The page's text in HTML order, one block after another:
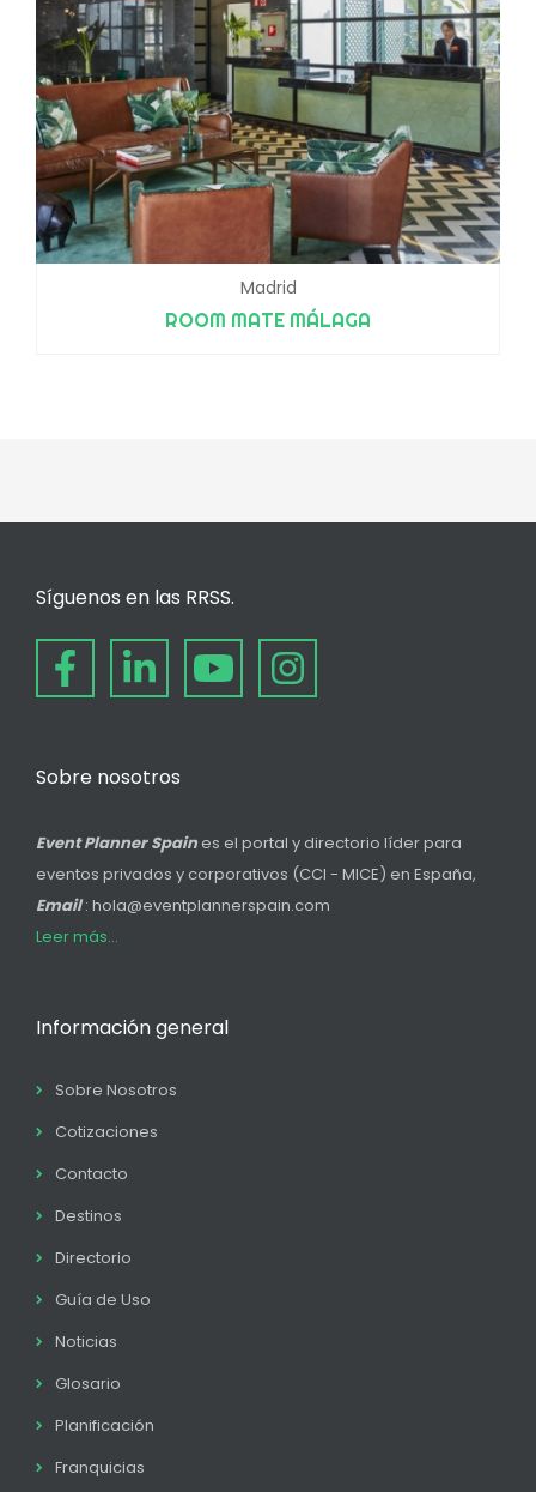
Madrid
ROOM MATE MÁLAGA
Síguenos en las RRSS.
Sobre nosotros
Event Planner Spain es el portal y directorio líder para
eventos privados y corporativos (CCI - MICE) en España,
Email: hola@eventplannerspain.com
Leer más...
Información general
Sobre Nosotros
Cotizaciones
Contacto
Destinos
Directorio
Guía de Uso
Noticias
Glosario
Planificación
Franquicias